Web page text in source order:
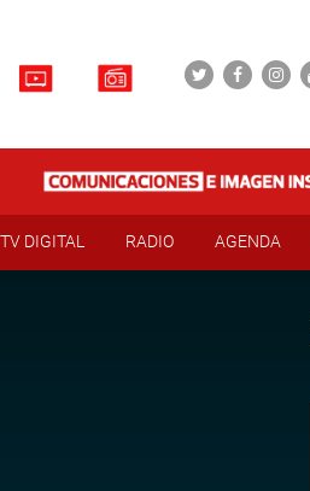
TV DIGITAL RADIO AGENDA